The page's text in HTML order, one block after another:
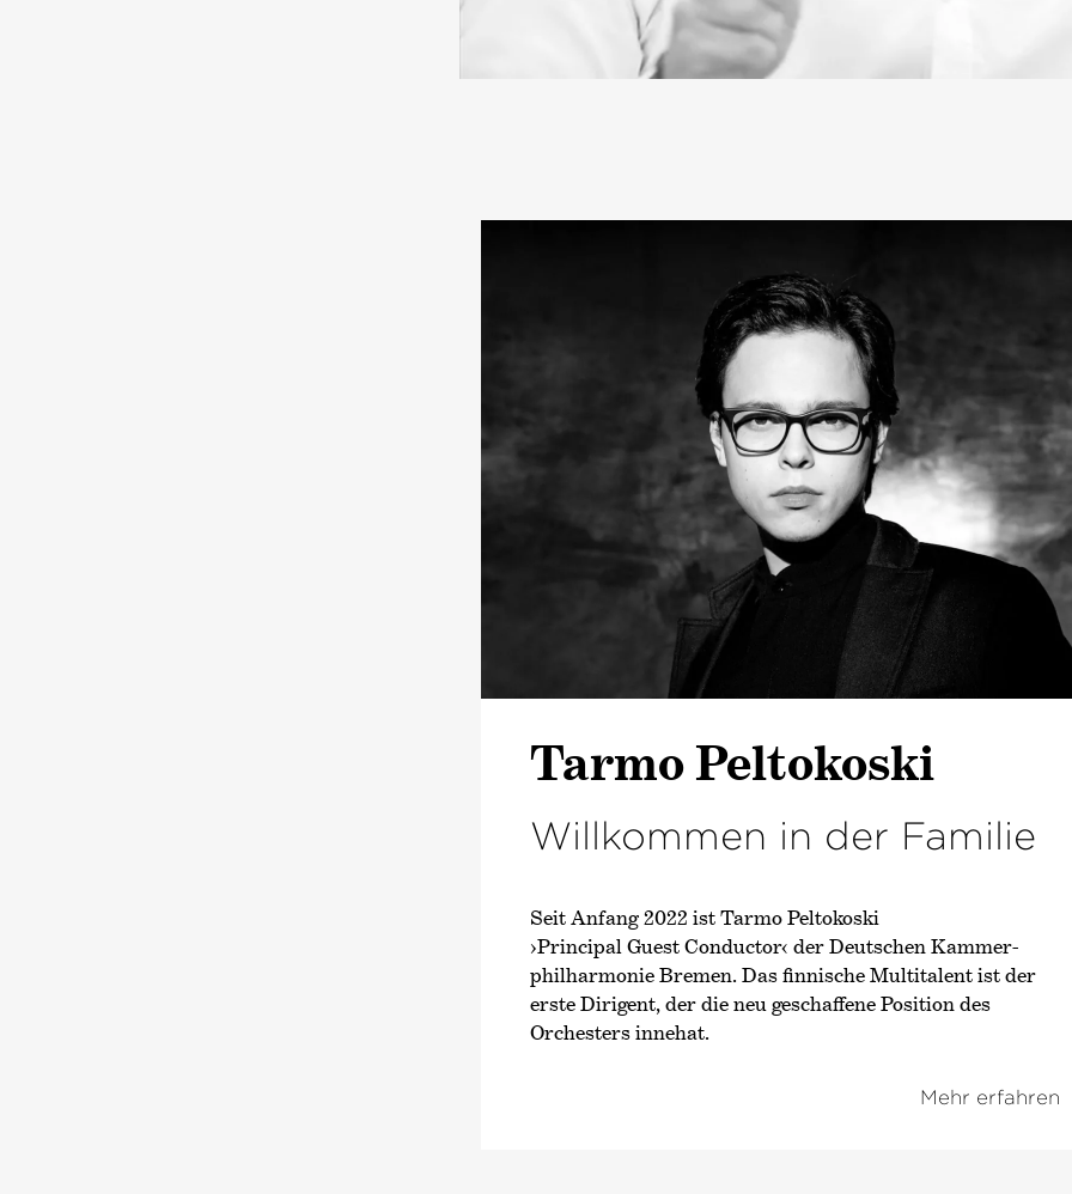
Tarmo Peltokoski
Willkommen in der Familie
Seit Anfang 2022 ist Tarmo Peltokoski
›Principal Guest Conductor‹ der Deutschen Kammer­
philharmonie Bremen. Das finnische Multitalent ist der
erste Dirigent, der die neu geschaffene Position des
Orchesters innehat.
Mehr erfahren